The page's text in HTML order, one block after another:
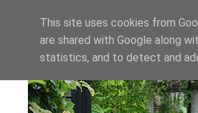
This site uses cookies from
are shared with Google along
statistics, and to detect and